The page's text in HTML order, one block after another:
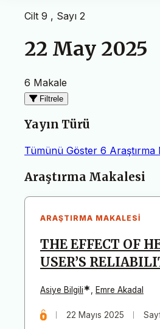
Cilt 9 , Sayı 2
22 May 2025
6 Makale
Filtrele
Yayın Türü
Tümünü Göster 6 Araştırma
Makaleler
Araştırma Makalesi
ARAŞTIRMA MAKALESI
THE EFFECT OF
USER’S
Asiye Bilgili* Emre Akadal
22 Mayıs 2025